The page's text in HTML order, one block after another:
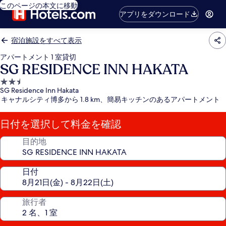
このページの本文に移動
アプリをダウンロード
宿泊施設をすべて表示
アパートメント 1 室貸切
SG RESIDENCE INN HAKATA
2.5
つ
星
宿
泊
施
SG Residence Inn Hakata
キャナルシティ博多から 1.8 km、簡易キッチンのあるアパートメント
日付を選択して料金を確認
目的地
日付
旅行者